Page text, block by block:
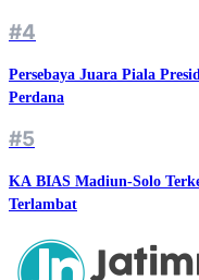
#4
Persebaya Juara Piala
Perdana
#5
KA BIAS Madiun-Solo
Terlambat